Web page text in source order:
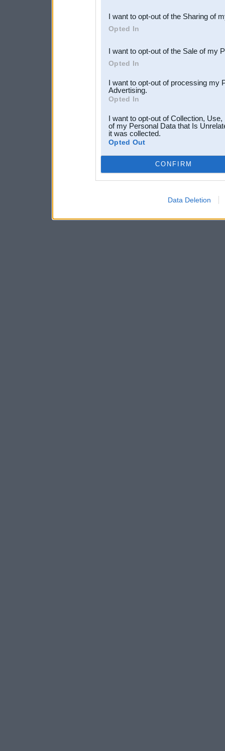
Downstream Participants
third parties.
I want to opt-out of the Sharing of
Opted In
I want to opt-out of the Sale of my
Opted In
I want to opt-out of processing my
Advertising.
Opted In
I want to opt-out of Collection,
of my Personal Data that Is
it was collected.
Opted Out
CONFIRM
Data Deletion